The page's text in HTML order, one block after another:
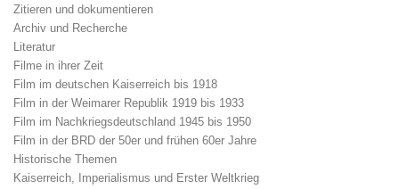
Zitieren und dokumentieren
Archiv und Recherche
Literatur
Filme in ihrer Zeit
Film im deutschen Kaiserreich bis 1918
Film in der Weimarer Republik 1919 bis 1933
Film im Nachkriegsdeutschland 1945 bis 1950
Film in der BRD der 50er und frühen 60er Jahre
Historische Themen
Kaiserreich, Imperialismus und Erster Weltkrieg